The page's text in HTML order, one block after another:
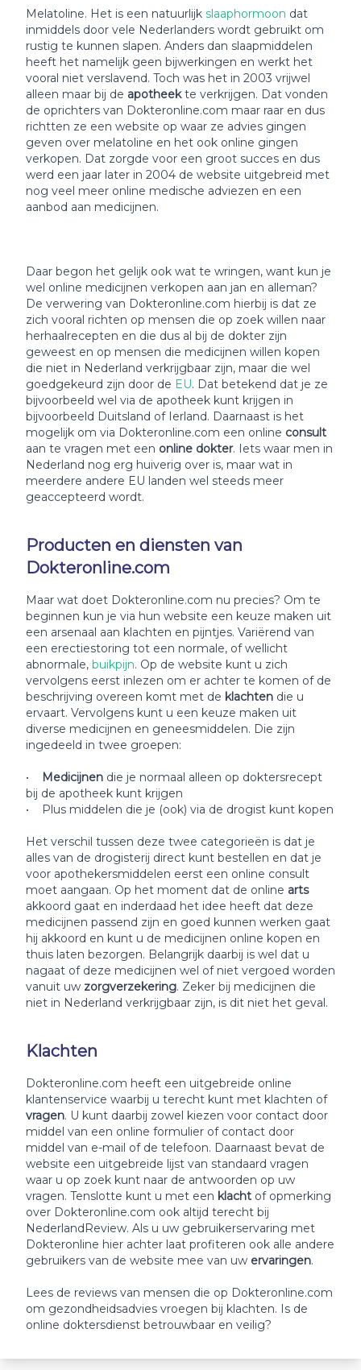
Melatoline. Het is een natuurlijk slaaphormoon dat
inmiddels door vele Nederlanders wordt gebruikt om
rustig te kunnen slapen. Anders dan slaapmiddelen
heeft het namelijk geen bijwerkingen en werkt het
vooral niet verslavend. Toch was het in 2003 vrijwel
alleen maar bij de apotheekte verkrijgen. Dat vonden
de oprichters van Dokteronline.com maar raar en dus
richtten ze een website op waar ze advies gingen
geven over melatoline en het ook online gingen
verkopen. Dat zorgde voor een groot succes en dus
werd een jaar later in 2004 de website uitgebreid met
nog veel meer online medische adviezen en een
aanbod aan medicijnen.
Daar begon het gelijk ook wat te wringen, want kun je
wel online medicijnen verkopen aan jan en alleman?
De verwering van Dokteronline.com hierbij is dat ze
zich vooral richten op mensen die op zoek willen naar
herhaalrecepten en die dus al bij de dokter zijn
geweest en op mensen die medicijnen willen kopen
die niet in Nederland verkrijgbaar zijn, maar die wel
goedgekeurd zijn door de EU. Dat betekend dat je ze
bijvoorbeeld wel via de apotheek kunt krijgen in
bijvoorbeeld Duitsland of Ierland. Daarnaast is het
mogelijk om via Dokteronline.com een online consult
aan te vragen met een online dokter. Iets waar men in
Nederland nog erg huiverig over is, maar wat in
meerdere andere EU landen wel steeds meer
geaccepteerd wordt.
Producten en diensten van
Dokteronline.com
Maar wat doet Dokteronline.com nu precies? Om te
beginnen kun je via hun website een keuze maken uit
een arsenaal aan klachten en pijntjes. Variërend van
een erectiestoring tot een normale, of wellicht
abnormale, buikpijn. Op de website kunt u zich
vervolgens eerst inlezen om er achter te komen of de
beschrijving overeen komt met de klachten die u
ervaart. Vervolgens kunt u een keuze maken uit
diverse medicijnen en geneesmiddelen. Die zijn
ingedeeld in twee groepen:
• Medicijnen die je normaal alleen op doktersrecept
bij de apotheek kunt krijgen
• Plus middelen die je (ook) via de drogist kunt kopen
Het verschil tussen deze twee categorieën is dat je
alles van de drogisterij direct kunt bestellen en dat je
voor apothekersmiddelen eerst een online consult
moet aangaan. Op het moment dat de online arts
akkoord gaat en inderdaad het idee heeft dat deze
medicijnen passend zijn en goed kunnen werken gaat
hij akkoord en kunt u de medicijnen online kopen en
thuis laten bezorgen. Belangrijk daarbij is wel dat u
nagaat of deze medicijnen wel of niet vergoed worden
vanuit uw zorgverzekering. Zeker bij medicijnen die
niet in Nederland verkrijgbaar zijn, is dit niet het geval.
Klachten
Dokteronline.com heeft een uitgebreide online
klantenservice waarbij u terecht kunt met klachten of
vragen. U kunt daarbij zowel kiezen voor contact door
middel van een online formulier of contact door
middel van e-mail of de telefoon. Daarnaast bevat de
website een uitgebreide lijst van standaard vragen
waar u op zoek kunt naar de antwoorden op uw
vragen. Tenslotte kunt u met een klacht of opmerking
over Dokteronline.com ook altijd terecht bij
NederlandReview. Als u uw gebruikerservaring met
Dokteronline hier achter laat profiteren ook alle andere
gebruikers van de website mee van uw ervaringen.
Lees de reviews van mensen die op Dokteronline.com
om gezondheidsadvies vroegen bij klachten. Is de
online doktersdienst betrouwbaar en veilig?